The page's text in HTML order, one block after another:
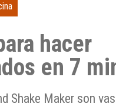
hacer
en 7
Shake Maker son